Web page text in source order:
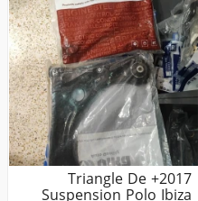
2017+ Triangle De
Suspension Polo Ibiza